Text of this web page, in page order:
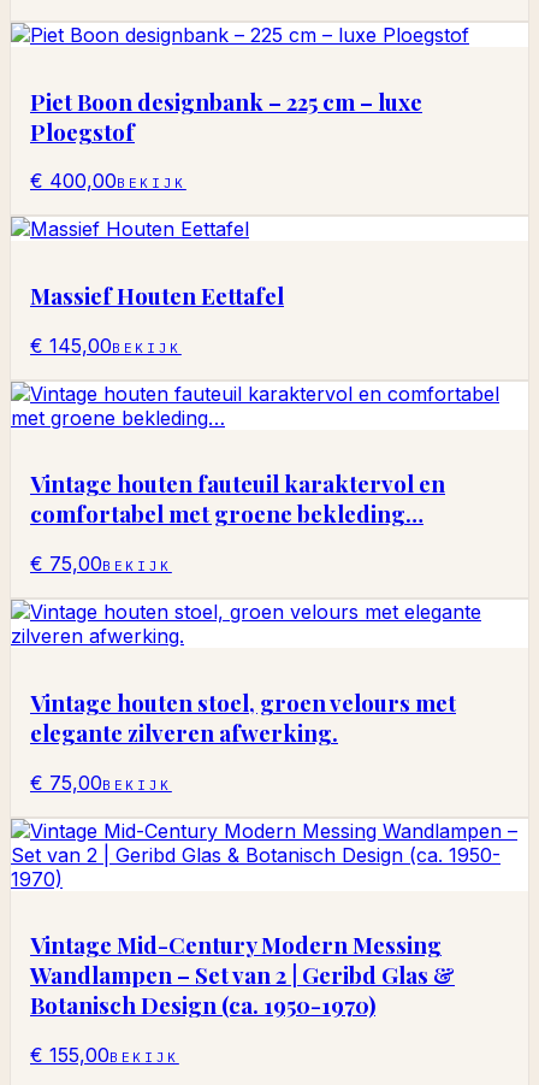
Piet Boon designbank – 225 cm – luxe
Ploegstof
€ 400,00BEKIJK
Massief Houten Eettafel
€ 145,00BEKIJK
Vintage houten fauteuil karaktervol en
comfortabel met groene bekleding…
€ 75,00BEKIJK
Vintage houten stoel, groen velours met
elegante zilveren afwerking.
€ 75,00BEKIJK
Vintage Mid-Century Modern Messing
Wandlampen – Set van 2 | Geribd Glas &
Botanisch Design (ca. 1950-1970)
€ 155,00BEKIJK